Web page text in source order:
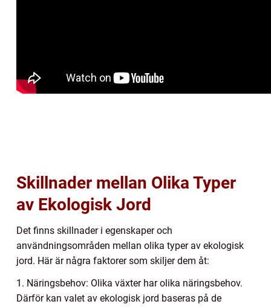
Skillnader mellan Olika Typer
av Ekologisk Jord
Det finns skillnader i egenskaper och
användningsområden mellan olika typer av ekologisk
jord. Här är några faktorer som skiljer dem åt:
1. Näringsbehov: Olika växter har olika näringsbehov.
Därför kan valet av ekologisk jord baseras på de